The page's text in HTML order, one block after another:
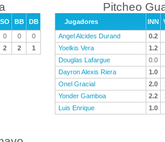
SO BB
DB
0 0
0
2 2 1
Pitcheo
Jugadores INN
Angel Alcides Durand
0.2
Yoelkis Vera
1.2
Douglas Lafargue
0.0
Dayron Alexis Riera
1.0
Onel Gracial
2.0
Yonder Gamboa
2.2
Luis Enrique
1.0